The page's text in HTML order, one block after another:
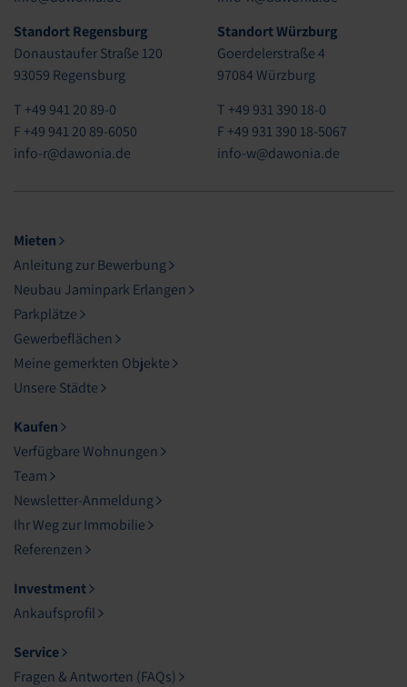
Standort Regensburg
Donaustaufer Straße 120
93059 Regensburg
T +49 941 20 89-0
F +49 941 20 89-6050
info-r@dawonia.de
Standort Würzburg
Goerdelerstraße 4
97084 Würzburg
T +49 931 390 18-0
F +49 931 390 18-5067
info-w@dawonia.de
Mieten
Anleitung zur Bewerbung
Neubau Jaminpark Erlangen
Parkplätze
Gewerbeflächen
Meine gemerkten Objekte
Unsere Städte
Kaufen
Verfügbare Wohnungen
Team
Newsletter-Anmeldung
Ihr Weg zur Immobilie
Referenzen
Investment
Ankaufsprofil
Service
Fragen & Antworten (FAQs)